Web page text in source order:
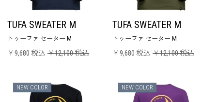
TUFA SWEATER M
トゥーファ セーター M
￥9,680 税込 ￥12,100 税込
TUFA SWEATER M
トゥーファ セーター M
￥9,680 税込 ￥12,100 税込
NEW COLOR NEW COLOR